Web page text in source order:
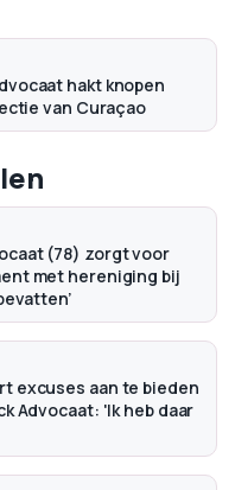
hakt knopen
van Curaçao
(78) zorgt voor
met hereniging bij
excuses aan te bieden
Advocaat: 'Ik heb daar